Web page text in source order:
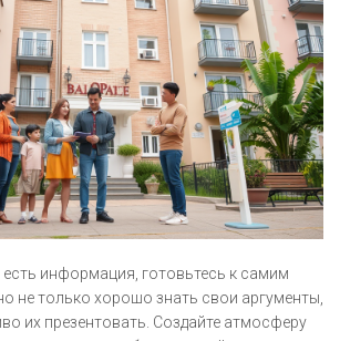
есть информация, готовьтесь к самим
не только хорошо знать свои аргументы,
их презентовать. Создайте атмосферу